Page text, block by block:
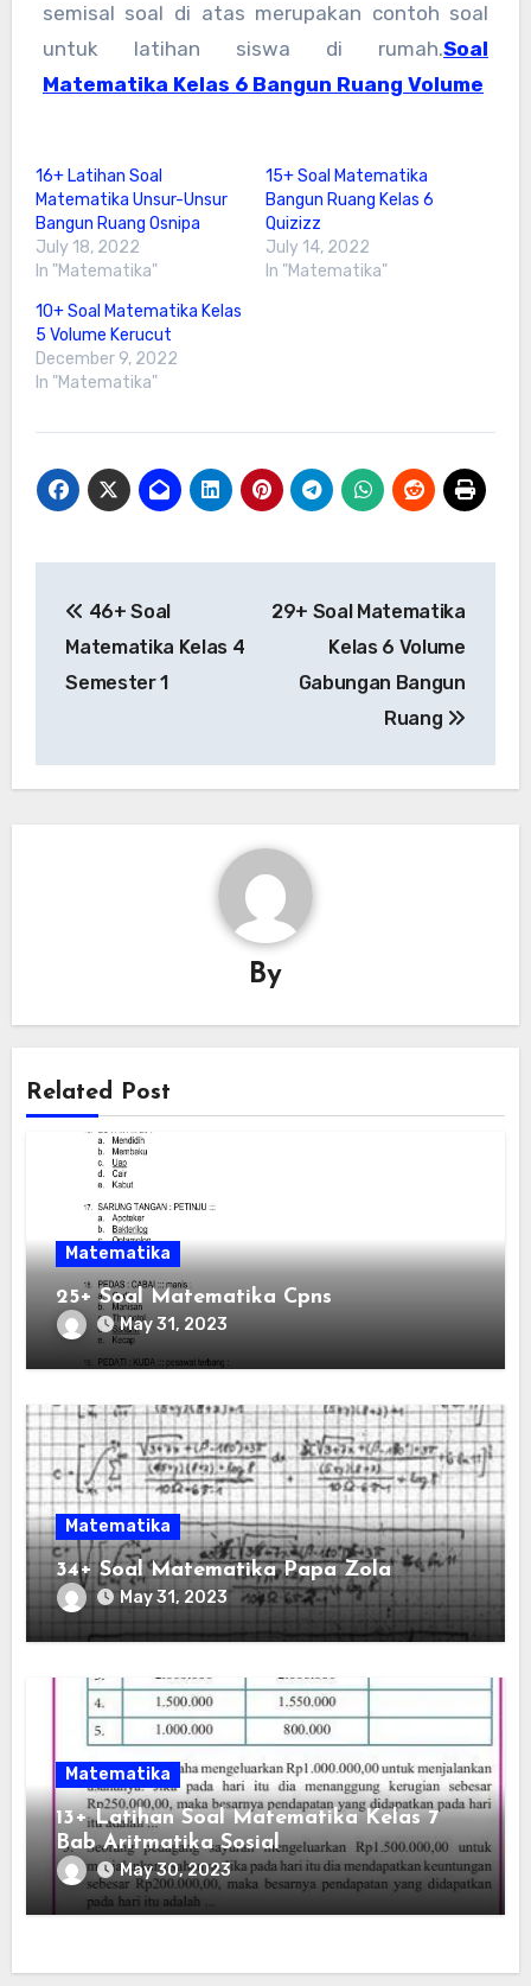
semisal soal di atas merupakan contoh soal
untuk latihan siswa di rumah.Soal
Matematika Kelas 6 Bangun Ruang Volume
16+ Latihan Soal
Matematika Unsur-Unsur
Bangun Ruang Osnipa
July 18, 2022
In "Matematika"
15+ Soal Matematika
Bangun Ruang Kelas 6
Quizizz
July 14, 2022
In "Matematika"
10+ Soal Matematika Kelas
5 Volume Kerucut
December 9, 2022
In "Matematika"
navigation
46+ Soal
Matematika Kelas 4
Semester 1
29+ Soal Matematika
Kelas 6 Volume
Gabungan Bangun
Ruang
By
Related Post
Matematika
25+ Soal Matematika Cpns
May 31, 2023
Matematika
34+ Soal Matematika Papa Zola
May 31, 2023
Matematika
13+ Latihan Soal Matematika Kelas 7
Bab Aritmatika Sosial
May 30, 2023